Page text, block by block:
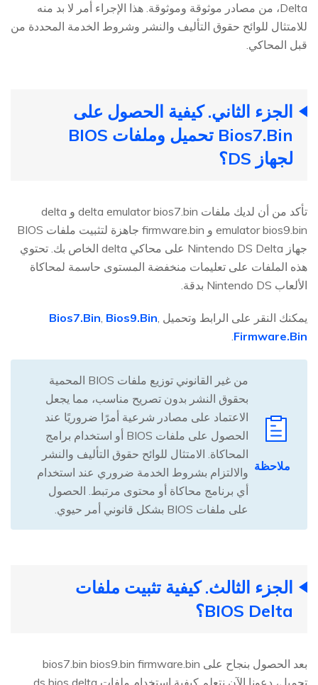
Delta، من مصادر موثوقة وموثوقة. هذا الإجراء أمر لا بد منه
للامتثال للوائح حقوق التأليف والنشر وشروط الخدمة المحددة من
قبل المحاكي.
الجزء الثاني. كيفية الحصول على
Bios7.Bin تحميل وملفات BIOS
لجهاز DS؟
تأكد من أن لديك ملفات delta emulator bios7.bin و delta
emulator bios9.bin و firmware.bin جاهزة لتثبيت ملفات BIOS
جهاز Nintendo DS Delta على محاكي delta الخاص بك. تحتوي
هذه الملفات على تعليمات منخفضة المستوى حاسمة لمحاكاة
الألعاب Nintendo DS بدقة.
يمكنك النقر على الرابط وتحميل Bios7.Bin, Bios9.Bin,
Firmware.Bin
.
ملاحظة
من غير القانوني توزيع ملفات BIOS المحمية
بحقوق النشر بدون تصريح مناسب، مما يجعل
الاعتماد على مصادر شرعية أمرًا ضروريًا عند
الحصول على ملفات BIOS أو استخدام برامج
المحاكاة. الامتثال للوائح حقوق التأليف والنشر
والالتزام بشروط الخدمة ضروري عند استخدام
أي برنامج محاكاة أو محتوى مرتبط. الحصول
على ملفات BIOS بشكل قانوني أمر حيوي.
الجزء الثالث. كيفية تثبيت ملفات
BIOS Delta؟
بعد الحصول بنجاح على bios7.bin bios9.bin firmware.bin